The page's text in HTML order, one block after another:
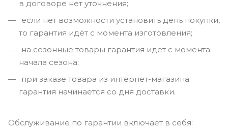
в договоре нет уточнения;
если нет возможности установить день покупки,
то гарантия идёт с момента изготовления;
на сезонные товары гарантия идёт с момента
начала сезона;
при заказе товара из интернет-магазина
гарантия начинается со дня доставки.
Обслуживание по гарантии включает в себя: